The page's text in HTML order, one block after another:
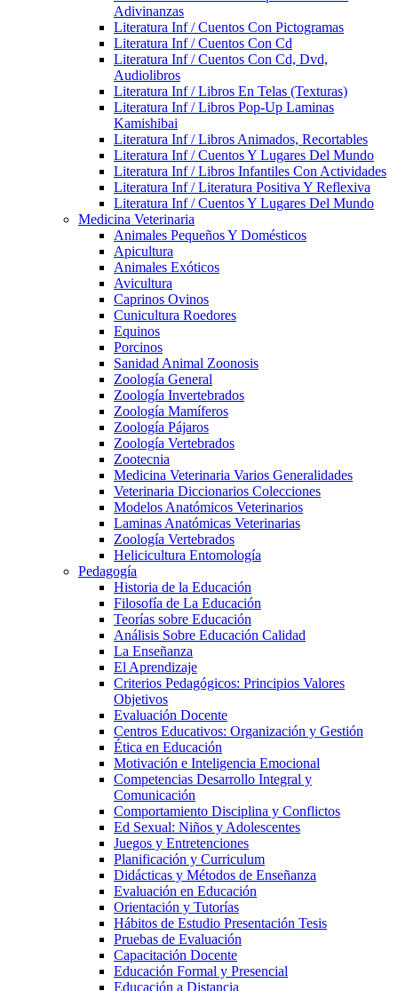
Adivinanzas
Literatura Inf / Cuentos Con Pictogramas
Literatura Inf / Cuentos Con Cd
Literatura Inf / Cuentos Con Cd, Dvd,
Audiolibros
Literatura Inf / Libros En Telas (Texturas)
Literatura Inf / Libros Pop-Up Laminas
Kamishibai
Literatura Inf / Libros Animados, Recortables
Literatura Inf / Cuentos Y Lugares Del Mundo
Literatura Inf / Libros Infantiles Con Actividades
Literatura Inf / Literatura Positiva Y Reflexiva
Literatura Inf / Cuentos Y Lugares Del Mundo
Medicina Veterinaria
Animales Pequeños Y Domésticos
Apicultura
Animales Exóticos
Avicultura
Caprinos Ovinos
Cunicultura Roedores
Equinos
Porcinos
Sanidad Animal Zoonosis
Zoología General
Zoología Invertebrados
Zoología Mamíferos
Zoología Pájaros
Zoología Vertebrados
Zootecnia
Medicina Veterinaria Varios Generalidades
Veterinaria Diccionarios Colecciones
Modelos Anatómicos Veterinarios
Laminas Anatómicas Veterinarias
Zoología Vertebrados
Helicicultura Entomología
Pedagogía
Historia de la Educación
Filosofía de La Educación
Teorías sobre Educación
Análisis Sobre Educación Calidad
La Enseñanza
El Aprendizaje
Criterios Pedagógicos: Principios Valores
Objetivos
Evaluación Docente
Centros Educativos: Organización y Gestión
Ética en Educación
Motivación e Inteligencia Emocional
Competencias Desarrollo Integral y
Comunicación
Comportamiento Disciplina y Conflictos
Ed Sexual: Niños y Adolescentes
Juegos y Entretenciones
Planificación y Curriculum
Didácticas y Métodos de Enseñanza
Evaluación en Educación
Orientación y Tutorías
Hábitos de Estudio Presentación Tesis
Pruebas de Evaluación
Capacitación Docente
Educación Formal y Presencial
Educación a Distancia